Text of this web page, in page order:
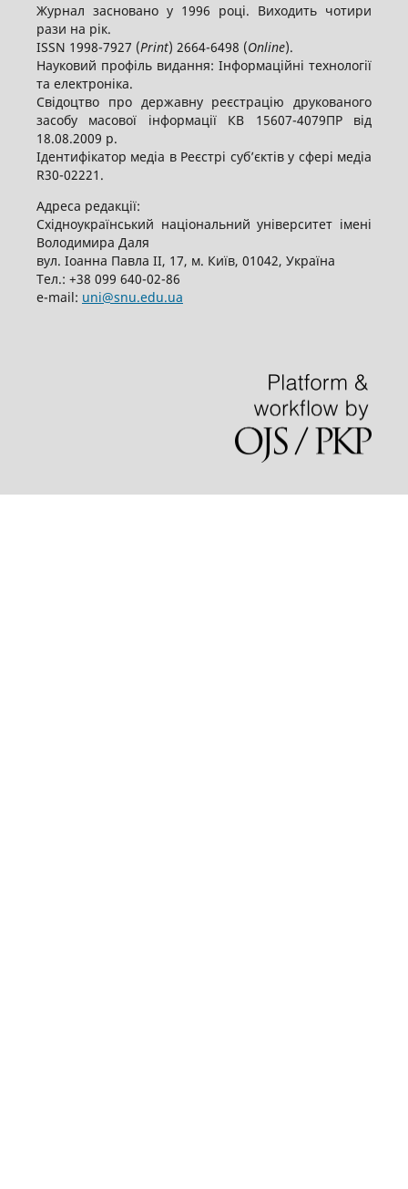
Журнал засновано у 1996 році. Виходить чотири
рази на рік.
ISSN 1998-7927 (Print) 2664-6498 (Online).
Науковий профіль видання: Інформаційні технології
та електроніка.
Свідоцтво про державну реєстрацію друкованого
засобу масової інформації КВ 15607-4079ПР від
18.08.2009 р.
Ідентифікатор медіа в Реєстрі суб’єктів у сфері медіа
R30-02221.
Адреса редакції:
Східноукраїнський національний університет імені
Володимира Даля
вул. Іоанна Павла ІІ, 17, м. Київ, 01042, Україна
Тел.: +38 099 640-02-86
е-mail: uni@snu.edu.ua